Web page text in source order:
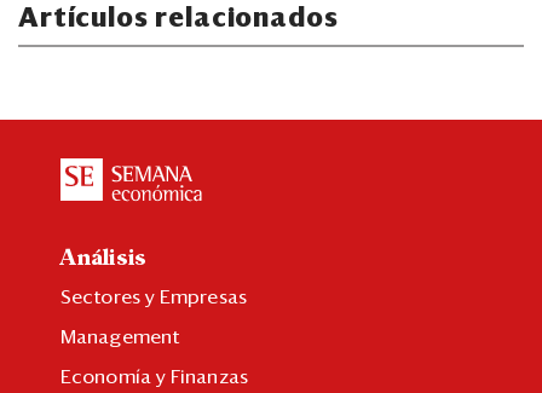
Artículos relacionados
Análisis
Sectores y Empresas
Management
Economía y Finanzas